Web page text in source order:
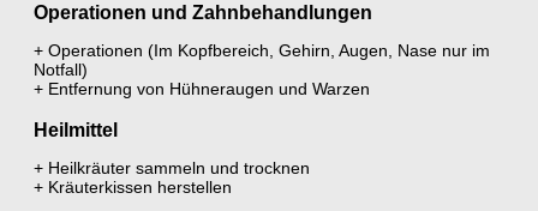
Operationen und Zahnbehandlungen
+ Operationen (Im Kopfbereich, Gehirn, Augen, Nase nur im
Notfall)
+ Entfernung von Hühneraugen und Warzen
Heilmittel
+ Heilkräuter sammeln und trocknen
+ Kräuterkissen herstellen